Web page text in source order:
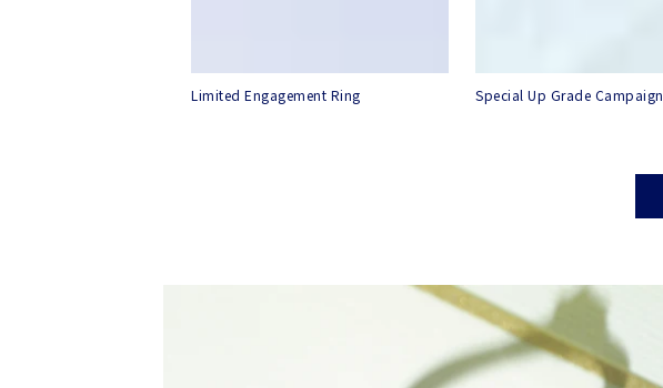
Limited Engagement Ring Special Up Grade Campaign